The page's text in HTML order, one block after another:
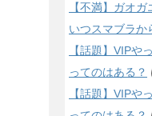
【不満】ガオ
いつスマブラか
【話題】VIPや
ってのはある？
【話題】VIPや